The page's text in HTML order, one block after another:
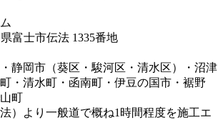
富士市伝法 1335番地
静岡市（葵区・駿河区・清水区）・沼津
・清水町・函南町・伊豆の国市・裾野
町
）より一般道で概ね1時間程度を施工エ